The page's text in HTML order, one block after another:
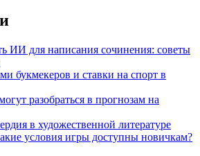
ИИ для написания сочинения: советы
букмекеров и ставки на спорт в
разобраться в прогнозам на
в художественной литературе
условия игры доступны новичкам?